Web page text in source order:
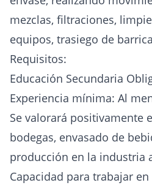
mezclas, filtraciones,
equipos, trasiego de
Requisitos:
Educación Secundaria
Experiencia mínima: Al
Se valorará positivamente
bodegas, envasado de
producción en la industria
Capacidad para trabajar